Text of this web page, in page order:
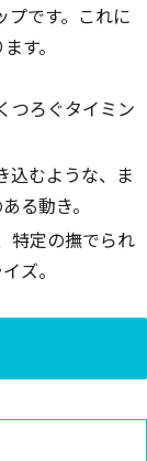
プです。これに
す。
つろぐタイミン
込むような、ま
る動き。
特定の撫でられ
ズ。